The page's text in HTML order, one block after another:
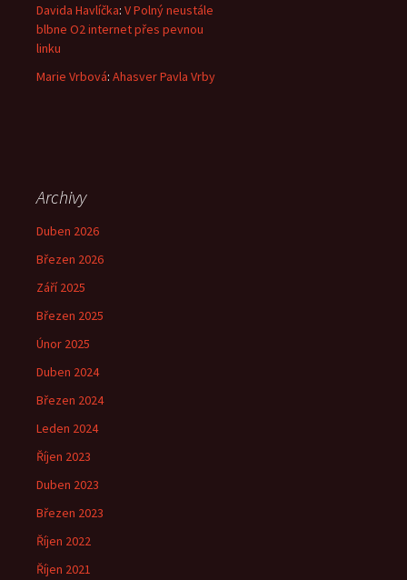
Davida Havlíčka: V Polný neustále
blbne O2 internet přes pevnou
linku
Marie Vrbová: Ahasver Pavla Vrby
Archivy
Duben 2026
Březen 2026
Září 2025
Březen 2025
Únor 2025
Duben 2024
Březen 2024
Leden 2024
Říjen 2023
Duben 2023
Březen 2023
Říjen 2022
Říjen 2021